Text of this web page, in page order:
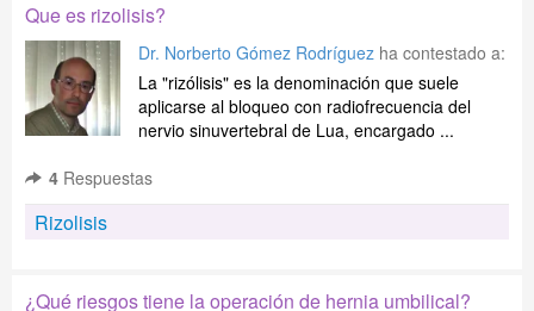
Que es rizolisis?
Dr. Norberto Gómez Rodríguez ha contestado a:
La "rizólisis" es la denominación que suele
aplicarse al bloqueo con radiofrecuencia del
nervio sinuvertebral de Lua, encargado ...
4 Respuestas
Rizolisis
¿Qué riesgos tiene la operación de hernia umbilical?